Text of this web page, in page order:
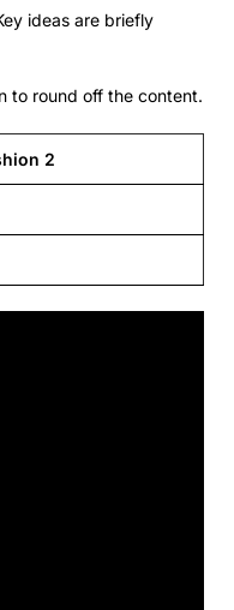
ideas are briefly
to round off the content.
2